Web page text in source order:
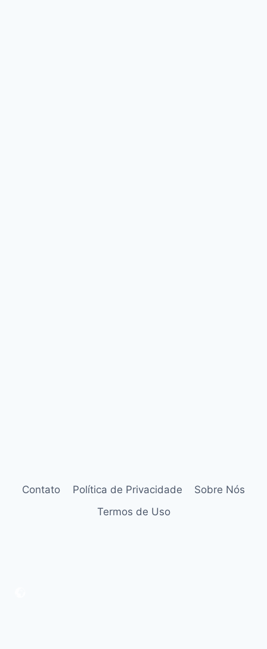
Contato Política de Privacidade
Sobre Nós
Termos de Uso